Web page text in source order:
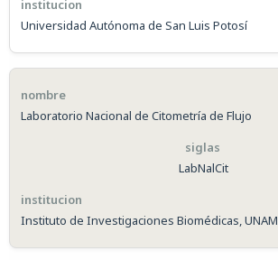
Universidad Autónoma de San Luis Potosí
Laboratorio Nacional de Citometría de Flujo
LabNalCit
Instituto de Investigaciones Biomédicas, UNAM